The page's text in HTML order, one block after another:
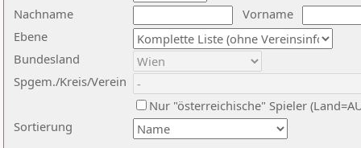
Nachname
Vorname
Ebene
Sortierung
Bundesland
Spgem./Kreis/Verein
Nur "österreichische" Spieler